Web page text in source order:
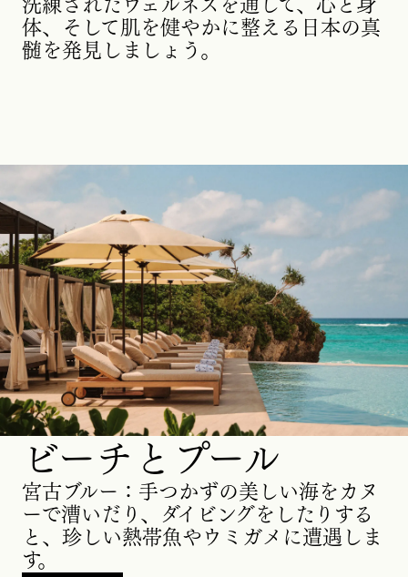
体、そして肌を健やかに整える日本の真
髄を発見しましょう。
ビーチとプール
宮古ブルー：手つかずの美しい海をカヌ
ーで漕いだり、ダイビングをしたりする
と、珍しい熱帯魚やウミガメに遭遇しま
す。